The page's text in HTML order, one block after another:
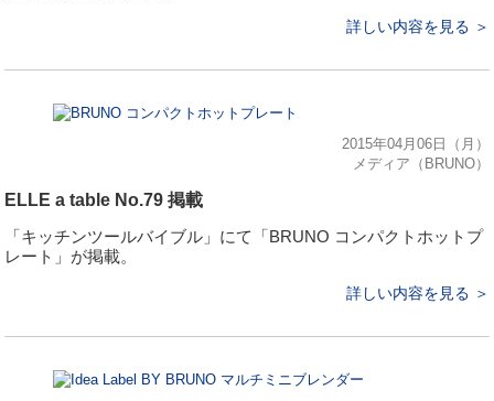
詳しい内容を見る ＞
2015年04月06日（月）
メディア（BRUNO）
ELLE a table No.79 掲載
「キッチンツールバイブル」にて「BRUNO コンパクトホットプ
レート」が掲載。
詳しい内容を見る ＞